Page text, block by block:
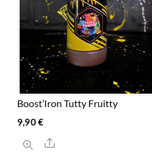
Boost’Iron Tutty Fruitty
9,90€
Share